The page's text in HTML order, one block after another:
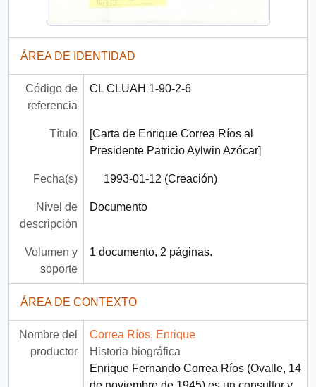
ÁREA DE IDENTIDAD
Código de
referencia
CL CLUAH 1-90-2-6
Título
[Carta de Enrique Correa Ríos al
Presidente Patricio Aylwin Azócar]
Fecha(s) 1993-01-12 (Creación)
Nivel de
descripción
Documento
Volumen y
soporte
1 documento, 2 páginas.
ÁREA DE CONTEXTO
Nombre del
productor
Correa Ríos, Enrique
Historia biográfica
Enrique Fernando Correa Ríos (Ovalle, 14